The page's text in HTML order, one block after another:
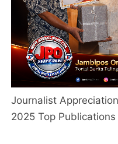
Journalist
2025 Top Publications